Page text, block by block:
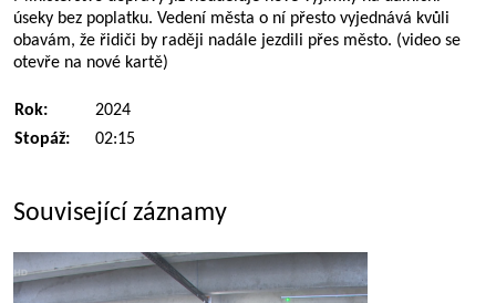
úseky bez poplatku. Vedení města o ní přesto vyjednává kvůli
obavám, že řidiči by raději nadále jezdili přes město. (video se
otevře na nové kartě)
Rok:
2024
Stopáž:
02:15
Související záznamy